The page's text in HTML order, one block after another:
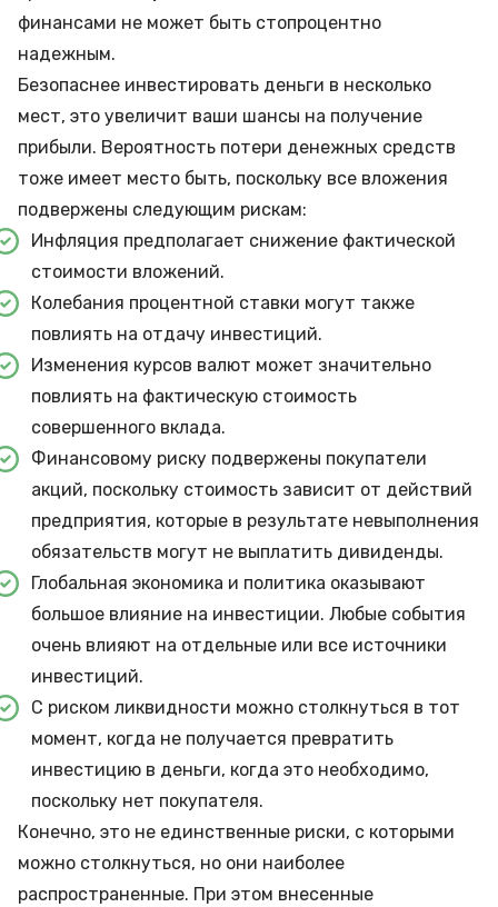
финансами не может быть стопроцентно
надежным.
Безопаснее инвестировать деньги в несколько
мест, это увеличит ваши шансы на получение
прибыли. Вероятность потери денежных средств
тоже имеет место быть, поскольку все вложения
подвержены следующим рискам:
Инфляция предполагает снижение фактической
стоимости вложений.
Колебания процентной ставки могут также
повлиять на отдачу инвестиций.
Изменения курсов валют может значительно
повлиять на фактическую стоимость
совершенного вклада.
Финансовому риску подвержены покупатели
акций, поскольку стоимость зависит от действий
предприятия, которые в результате невыполнения
обязательств могут не выплатить дивиденды.
Глобальная экономика и политика оказывают
большое влияние на инвестиции. Любые события
очень влияют на отдельные или все источники
инвестиций.
С риском ликвидности можно столкнуться в тот
момент, когда не получается превратить
инвестицию в деньги, когда это необходимо,
поскольку нет покупателя.
Конечно, это не единственные риски, с которыми
можно столкнуться, но они наиболее
распространенные. При этом внесенные